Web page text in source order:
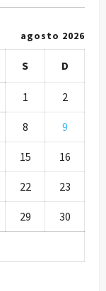
agosto 2026
S D
1 2
8 9
15 16
22 23
29 30